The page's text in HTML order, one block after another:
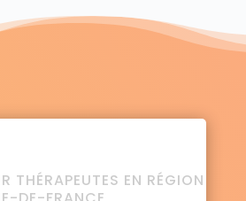
THÉRAPEUTES EN RÉGION